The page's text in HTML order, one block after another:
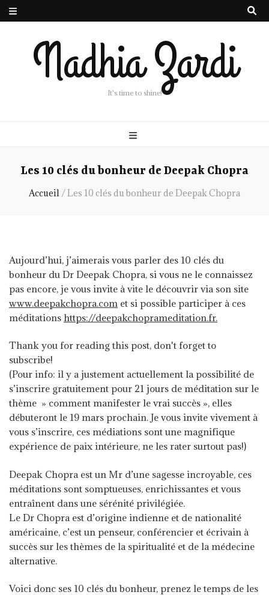
Nadhia Zardi
It's time to shine!
Les 10 clés du bonheur de Deepak Chopra
Accueil /Les 10 clés du bonheur de Deepak Chopra
Aujourd’hui, j’aimerais vous parler des 10 clés du
bonheur du Dr Deepak Chopra, si vous ne le connaissez
pas encore, je vous invite à vite le découvrir via son site
www.deepakchopra.com et si possible participer à ces
méditations https://deepakchoprameditation.fr.
Thank you for reading this post, don't forget to
subscribe!
(Pour info: il y a justement actuellement la possibilité de
s’inscrire gratuitement pour 21 jours de méditation sur le
thème » comment manifester le vrai succès », elles
débuteront le 19 mars prochain. Je vous invite vivement à
vous s’inscrire, ces médiations sont une magnifique
expérience de paix intérieure, ne les rater surtout pas!)
Deepak Chopra est un Mr d’une sagesse incroyable, ces
méditations sont somptueuses, enrichissantes et vous
entraînent dans une sérénité privilégiée.
Le Dr Chopra est d’origine indienne et de nationalité
américaine, c’est un penseur, conférencier et écrivain à
succès sur les thèmes de la spiritualité et de la médecine
alternative.
Voici donc ses 10 clés du bonheur, prenez le temps de les